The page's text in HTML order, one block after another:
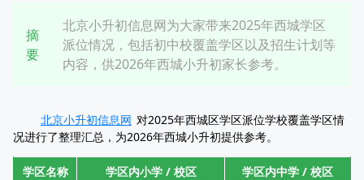
摘
要
北京小升初信息网为大家带来2025年西城学区
派位情况，包括初中校覆盖学区以及招生计划等
内容，供2026年西城小升初家长参考。
北京小升初信息网 对2025年西城区学区派位学校覆盖学区情
况进行了整理汇总，为2026年西城小升初提供参考。
学区名称 学区内小学 / 校区 学区内中学 / 校区